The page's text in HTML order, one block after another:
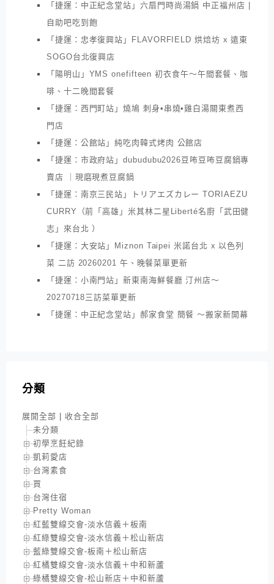
「捷運：中正紀念堂站」六扇門時尚湯鍋 中正福州店 |
自助吧吃到飽
「捷運：忠孝復興站」FLAVORFIELD 烘焙坊 x 遠東
SOGO台北復興店
「陽明山」YMS onefifteen 初衣食午～午間套餐、咖
啡、十二晚間套餐
「捷運：西門町站」燒鳩 刺身•串燒•雞白湯關東煮西
門店
「捷運：公館站」純吃肉韓式烤肉 公館店
「捷運：市政府站」dubudubu2026豆咘豆咘豆腐鍋專
賣店 ｜現磨現煮豆腐鍋
「捷運：南京三民站」トリアエズカレー TORIAEZU
CURRY（前「高雄」米其林二星Liberté名廚「武田健
志」來台北 ）
「捷運：大安站」Miznon Taipei 米諾台北 x 以色列
菜 二訪 20260201 午、晚餐菜單更新
「捷運：小南門站」新東南海鮮餐廳 汀州店～
20270718三訪菜單更新
「捷運：中正紀念堂站」郝家食堂 簡餐 ～搬家新開幕
分類
展開全部
收合全部
未分類
初學烹飪紀錄
凱莉愛店
台灣素食
買
台灣住宿
Pretty Woman
紅藍雙線交會-淡水信義＋板南
紅綠雙線交會-淡水信義＋松山新店
藍綠雙線交會-板南＋松山新店
紅橘雙線交會-淡水信義＋中和新蘆
綠橘雙線交會-松山新店＋中和新蘆